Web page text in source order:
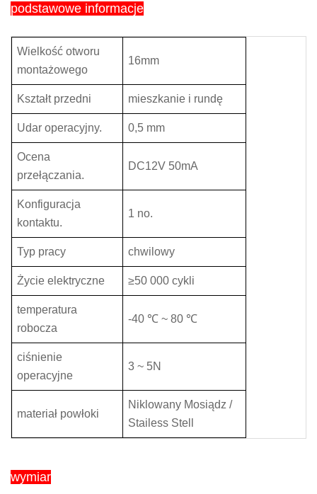
podstawowe informacje
Wielkość otworu
montażowego
16mm
Kształt przedni mieszkanie i rundę
Udar operacyjny. 0,5 mm
Ocena
przełączania.
DC12V 50mA
Konfiguracja
kontaktu.
1 no.
Typ pracy chwilowy
Życie elektryczne ≥50 000 cykli
temperatura
robocza
-40 ℃ ~ 80 ℃
ciśnienie
operacyjne
3 ~ 5N
materiał powłoki
Niklowany Mosiądz /
Stailess Stell
wymiar